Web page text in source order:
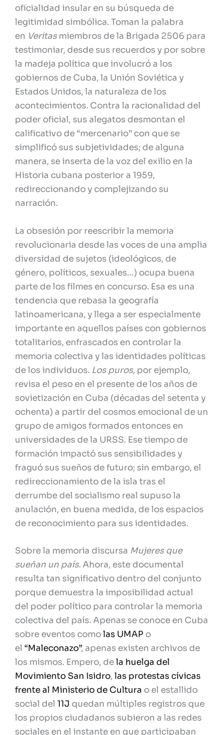
oficialidad insular en su búsqueda de
legitimidad simbólica. Toman la palabra
en Veritasmiembros de la Brigada 2506 para
testimoniar, desde sus recuerdos y por sobre
la madeja política que involucró a los
gobiernos de Cuba, la Unión Soviética y
Estados Unidos, la naturaleza de los
acontecimientos. Contra la racionalidad del
poder oficial, sus alegatos desmontan el
calificativo de “mercenario” con que se
simplificó sus subjetividades; de alguna
manera, se inserta de la voz del exilio en la
Historia cubana posterior a 1959,
redireccionando y complejizando su
narración.
La obsesión por reescribir la memoria
revolucionaria desde las voces de una amplia
diversidad de sujetos (ideológicos, de
género, políticos, sexuales…) ocupa buena
parte de los filmes en concurso. Esa es una
tendencia que rebasa la geografía
latinoamericana, y llega a ser especialmente
importante en aquellos países con gobiernos
totalitarios, enfrascados en controlar la
memoria colectiva y las identidades políticas
de los individuos. Los puros, por ejemplo,
revisa el peso en el presente de los años de
sovietización en Cuba (décadas del setenta y
ochenta) a partir del cosmos emocional de un
grupo de amigos formados entonces en
universidades de la URSS. Ese tiempo de
formación impactó sus sensibilidades y
fraguó sus sueños de futuro; sin embargo, el
redireccionamiento de la isla tras el
derrumbe del socialismo real supuso la
anulación, en buena medida, de los espacios
de reconocimiento para sus identidades.
Sobre la memoria discursa Mujeres que
sueñan un país.Ahora, este documental
resulta tan significativo dentro del conjunto
porque demuestra la imposibilidad actual
del poder político para controlar la memoria
colectiva del país. Apenas se conoce en Cuba
sobre eventos comolas UMAP o
el “Maleconazo”, apenas existen archivos de
los mismos. Empero, dela huelga del
Movimiento San Isidro, las protestas cívicas
frente al Ministerio de Cultura o el estallido
social del 11J quedan múltiples registros que
los propios ciudadanos subieron a las redes
sociales en el instante en que participaban